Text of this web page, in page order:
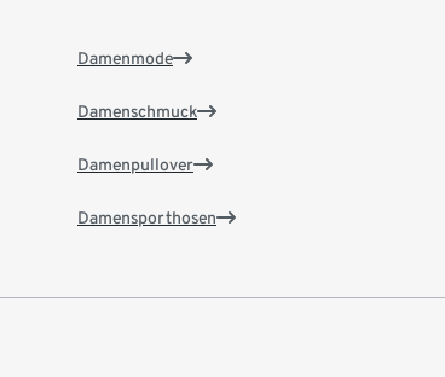
Damenmode
Damenschmuck
Damenpullover
Damensporthosen